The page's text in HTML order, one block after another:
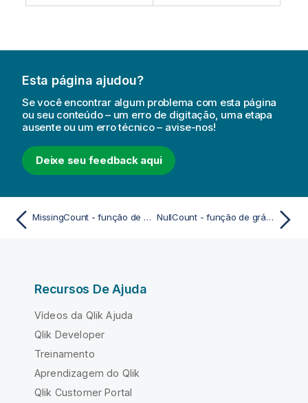
Esta página ajudou?
Se você encontrar algum problema com esta página
ou seu conteúdo – um erro de digitação, uma etapa
ausente ou um erro técnico – avise-nos!
Deixe seu feedback aqui
MissingCount - função de gráfico NullCount - função de gráfico
Recursos De Ajuda
Vídeos da Qlik Ajuda
Qlik Developer
Treinamento
Aprendizagem do Qlik
Qlik Customer Portal